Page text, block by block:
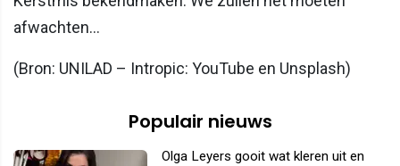
afwachten…
(Bron: UNILAD – Intropic: YouTube en Unsplash)
Populair nieuws
Olga Leyers gooit wat kleren uit en